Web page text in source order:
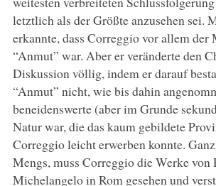
letztlich als der Größte anzusehen sei.
erkannte, dass Correggio vor allem der
“Anmut” war. Aber er veränderte den
Diskussion völlig, indem er darauf
“Anmut” nicht, wie bis dahin
beneidenswerte (aber im Grunde
Natur war, die das kaum gebildete
Correggio leicht erwerben konnte.
Mengs, muss Correggio die Werke von
Michelangelo in Rom gesehen und